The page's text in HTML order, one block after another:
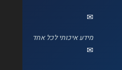
✉
מידע איכותי לכל אחד
✉